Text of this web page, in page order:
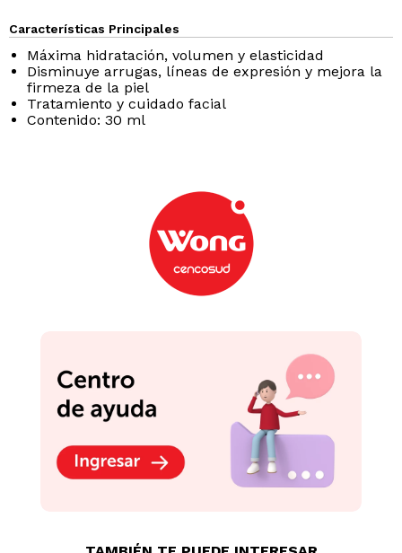
Características Principales
Máxima hidratación, volumen y elasticidad
Disminuye arrugas, líneas de expresión y mejora la
firmeza de la piel
Tratamiento y cuidado facial
Contenido: 30 ml